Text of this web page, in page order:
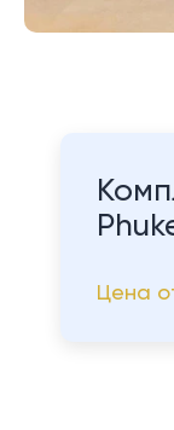
Цена